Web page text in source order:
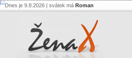
Kojené
Dnes je 9.8.2026 | svátek má Roman